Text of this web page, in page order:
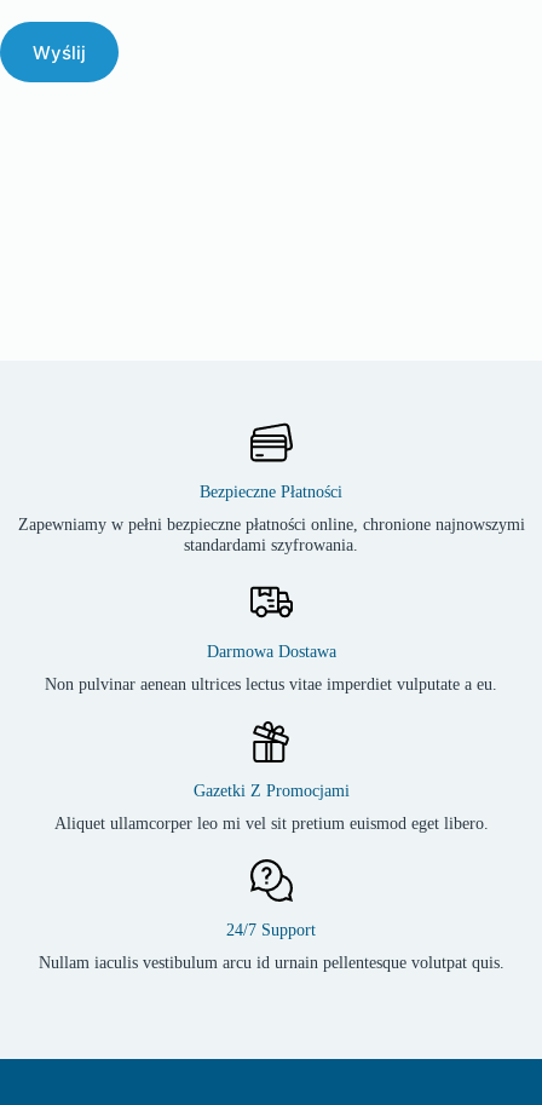
Wyślij
Bezpieczne Płatności
Zapewniamy w pełni bezpieczne płatności online, chronione najnowszymi
standardami szyfrowania.
Darmowa Dostawa
Non pulvinar aenean ultrices lectus vitae imperdiet vulputate a eu.
Gazetki Z Promocjami
Aliquet ullamcorper leo mi vel sit pretium euismod eget libero.
24/7 Support
Nullam iaculis vestibulum arcu id urnain pellentesque volutpat quis.